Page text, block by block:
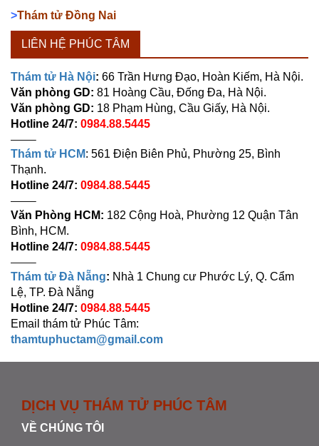
>Thám tử Đồng Nai
LIÊN HỆ PHÚC TÂM
Thám tử Hà Nội: 66 Trần Hưng Đạo, Hoàn Kiếm, Hà Nội.
Văn phòng GD: 81 Hoàng Cầu, Đống Đa, Hà Nội.
Văn phòng GD: 18 Phạm Hùng, Cầu Giấy, Hà Nội.
Hotline 24/7: 0984.88.5445
——–
Thám tử HCM: 561 Điện Biên Phủ, Phường 25, Bình
Thạnh.
Hotline 24/7: 0984.88.5445
——–
Văn Phòng HCM: 182 Cộng Hoà, Phường 12 Quận Tân
Bình, HCM.
Hotline 24/7: 0984.88.5445
——–
Thám tử Đà Nẵng: Nhà 1 Chung cư Phước Lý, Q. Cẩm
Lệ, TP. Đà Nẵng
Hotline 24/7: 0984.88.5445
Email thám tử Phúc Tâm:
thamtuphuctam@gmail.com
DỊCH VỤ THÁM TỬ PHÚC TÂM
VỀ CHÚNG TÔI